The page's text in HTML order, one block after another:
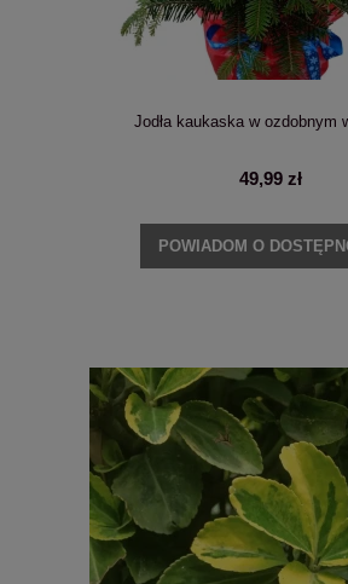
Jodła kaukaska w ozdobnym
49,99 zł
POWIADOM O